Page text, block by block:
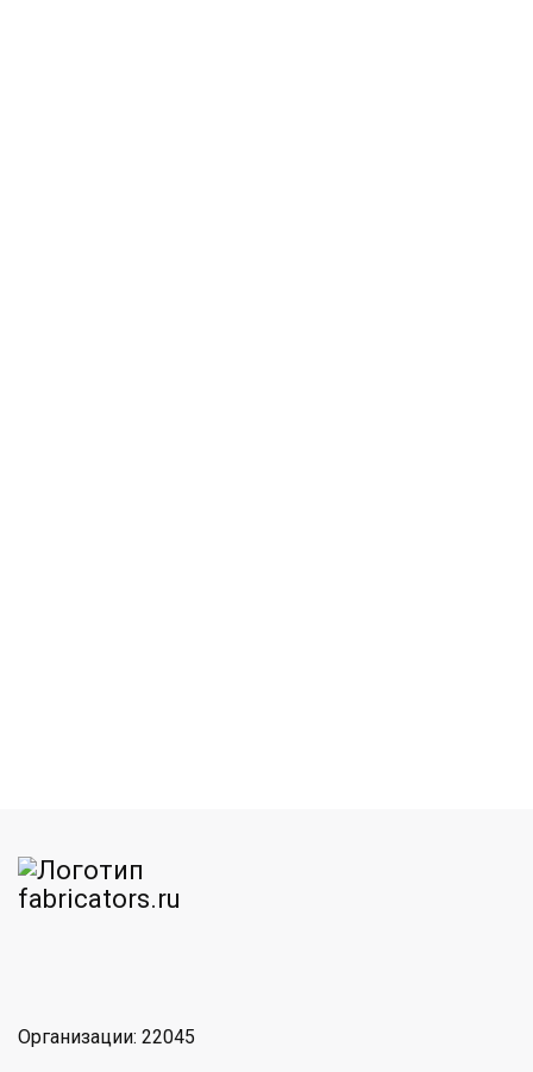
Организации: 22045